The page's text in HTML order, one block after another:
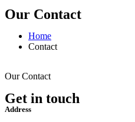
Our Contact
Home
Contact
Our Contact
Get in touch
Address